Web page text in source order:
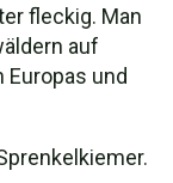
fleckig. Man
auf
Europas und